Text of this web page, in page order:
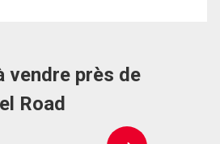
vendre près de
Road